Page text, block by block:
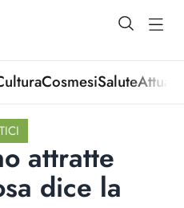
open
CosmesiSalute
attratte
dice la